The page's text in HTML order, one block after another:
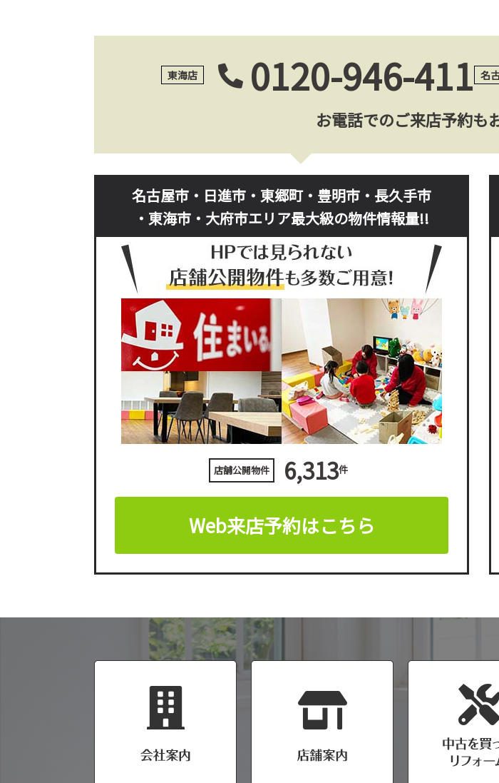
東海店 0120-946-411 名
お電話でのご来店予約も
名古屋市・日進市・東郷町・豊明市・長久手市
・東海市・大府市エリア最大級の物件情報量!!
店舗公開物件 6,313件
Web来店予約はこちら